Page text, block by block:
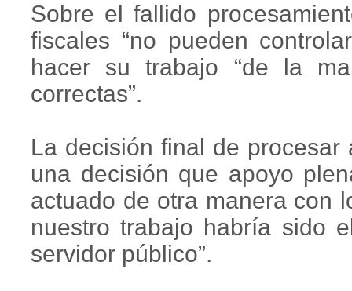
Sobre el fallido
fiscales “no pueden
hacer su trabajo “de la
correctas”.
La decisión final de procesar
una decisión que apoyo
actuado de otra manera con
nuestro trabajo habría sido
servidor público”.